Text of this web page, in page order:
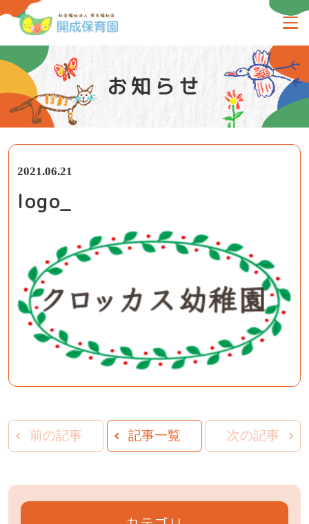
お知らせ
2021.06.21
logo_
前の記事 記事一覧 次の記事